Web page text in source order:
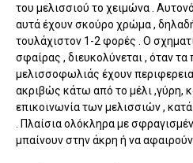
του μελισσιού το χειμώνα .
αυτά έχουν σκούρο χρώμα ,
τουλάχιστον 1-2 φορές . Ο
σφαίρας , διευκολύνεται , όταν τα
μελισσοφωλιάς έχουν
ακριβώς κάτω από το μέλι ,γύρη,
επικοινωνία των μελισσιών ,
. Πλαίσια ολόκληρα με
μπαίνουν στην άκρη ή να